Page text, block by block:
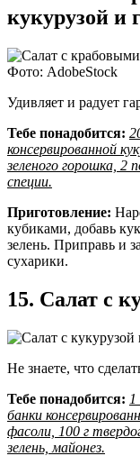
кукурузой и
Фото: AdobeStock
Удивляет и радует
Тебе понадобится:
консервированной
зеленого горошка, 2
специи.
Приготовление:
кубиками, добавь
зелень. Приправь и
сухарики.
15. Салат с
Не знаете, что
Тебе понадобится:
банки
фасоли, 100 г
зелень, майонез.